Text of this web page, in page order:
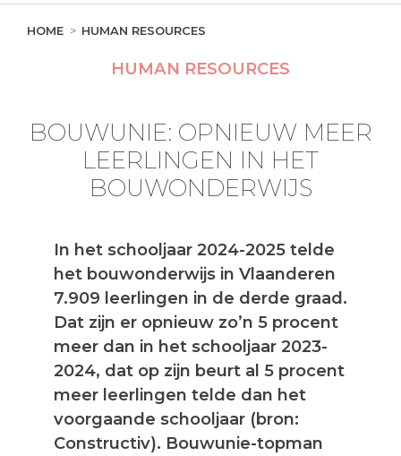
HOME HUMAN RESOURCES
HUMAN RESOURCES
BOUWUNIE: OPNIEUW MEER
LEERLINGEN IN HET
BOUWONDERWIJS
In het schooljaar 2024-2025 telde
het bouwonderwijs in Vlaanderen
7.909 leerlingen in de derde graad.
Dat zijn er opnieuw zo’n 5 procent
meer dan in het schooljaar 2023-
2024, dat op zijn beurt al 5 procent
meer leerlingen telde dan het
voorgaande schooljaar (bron:
Constructiv). Bouwunie-topman